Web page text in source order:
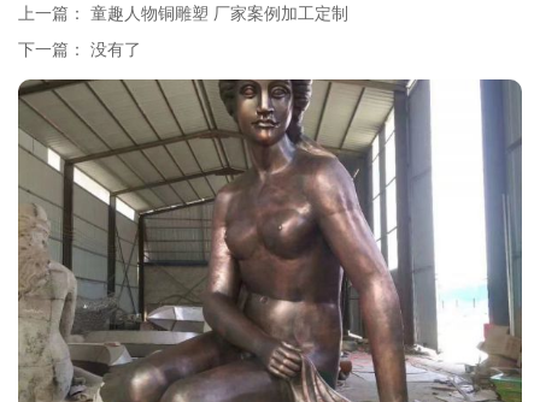
上一篇： 童趣人物铜雕塑 厂家案例加工定制
下一篇： 没有了